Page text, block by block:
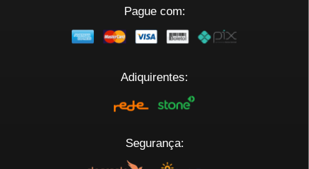
Pague com:
Adiquirentes:
Segurança: